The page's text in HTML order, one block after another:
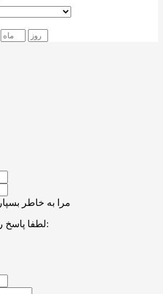
مرا به خاطر بسپار
لطفا پاسخ را به عدد انگلیسی وارد کنید: